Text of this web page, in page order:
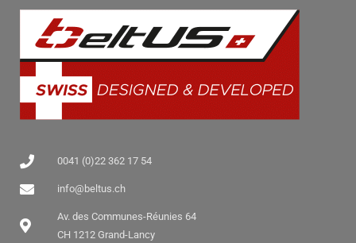
0041 (0)22 362 17 54
info@beltus.ch
Av. des Communes-Réunies 64
CH 1212 Grand-Lancy